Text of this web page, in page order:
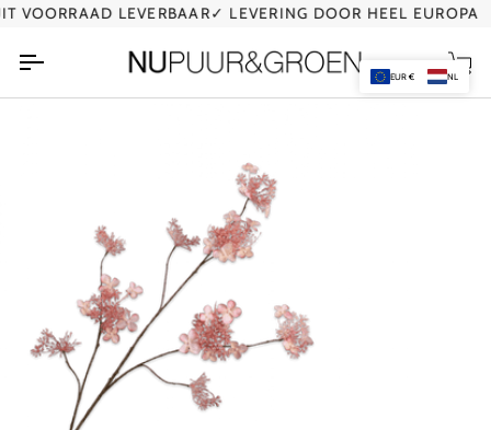
Ga
inhoud
LEVERBAAR✓ LEVERING DOOR HEEL EUROPA
EUR € NL